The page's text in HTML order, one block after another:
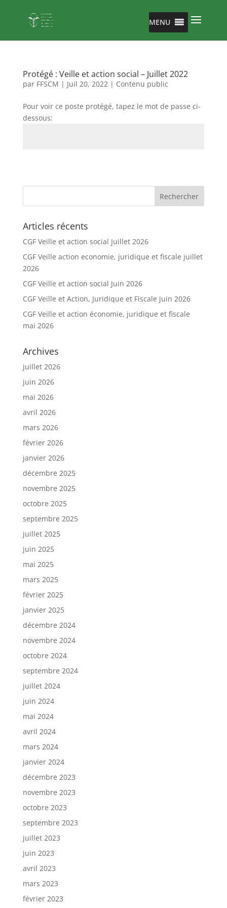
MENU
Protégé : Veille et action social – Juillet 2022
par FFSCM | Juil 20, 2022| Contenu public
Pour voir ce poste protégé, tapez le mot de passe ci-
dessous:
Articles récents
CGF Veille et action social Juillet 2026
CGF Veille action economie, juridique et fiscale juillet
2026
CGF Veille et action social Juin 2026
CGF Veille et Action, Juridique et Fiscale juin 2026
CGF Veille et action économie, juridique et fiscale
mai 2026
Archives
juillet 2026
juin 2026
mai 2026
avril 2026
mars 2026
février 2026
janvier 2026
décembre 2025
novembre 2025
octobre 2025
septembre 2025
juillet 2025
juin 2025
mai 2025
mars 2025
février 2025
janvier 2025
décembre 2024
novembre 2024
octobre 2024
septembre 2024
juillet 2024
juin 2024
mai 2024
avril 2024
mars 2024
janvier 2024
décembre 2023
novembre 2023
octobre 2023
septembre 2023
juillet 2023
juin 2023
avril 2023
mars 2023
février 2023